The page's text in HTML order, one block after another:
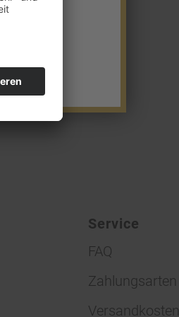
Service
FAQ
Zahlungsarten
Versandkosten